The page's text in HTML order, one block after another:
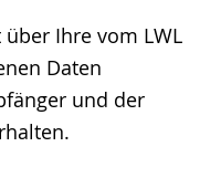
über Ihre vom LWL
Daten
und der